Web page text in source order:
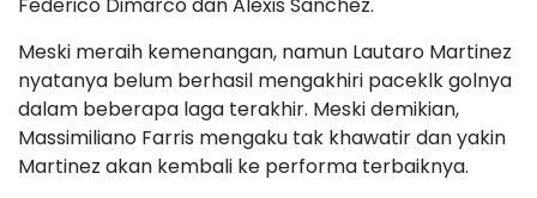
Meski meraih kemenangan, namun Lautaro Martinez
nyatanya belum berhasil mengakhiri paceklk golnya
dalam beberapa laga terakhir. Meski demikian,
Massimiliano Farris mengaku tak khawatir dan yakin
Martinez akan kembali ke performa terbaiknya.